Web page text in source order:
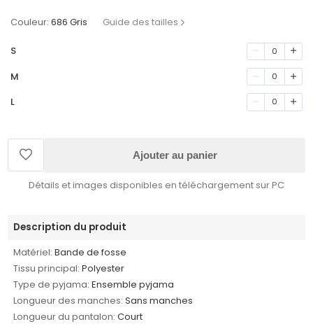
Couleur: 686 Gris Guide des tailles
S 0
M 0
L 0
Ajouter au panier
Détails et images disponibles en téléchargement sur PC
Description du produit
Matériel: Bande de fosse
Tissu principal: Polyester
Type de pyjama: Ensemble pyjama
Longueur des manches: Sans manches
Longueur du pantalon: Court